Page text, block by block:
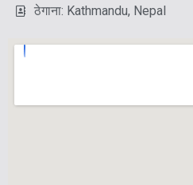
ठेगाना: Kathmandu, Nepal